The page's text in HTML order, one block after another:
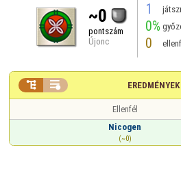
~0
pontszám
Újonc
1
0%
0
EREDMÉNYEK
 
Ellenfél
Nicogen
(~0)